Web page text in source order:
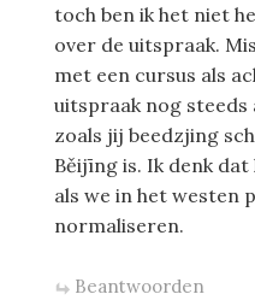
toch ben ik het niet
over de uitspraak.
met een cursus als
uitspraak nog steeds
zoals jij beedzjing
Běijīng is. Ik denk
als we in het westen
normaliseren.
Beantwoorden